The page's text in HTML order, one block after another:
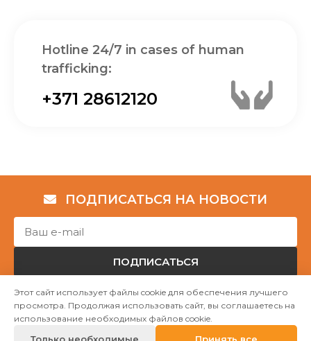
Hotline 24/7 in cases of human
trafficking:
+371 28612120
ПОДПИСАТЬСЯ НА НОВОСТИ
ПОДПИСАТЬСЯ
Авторские права © НГО „Убежище "Надёжный дом""
Этот сайт использует файлы cookie для обеспечения лучшего
просмотра. Продолжая использовать сайт, вы соглашаетесь на
использование необходимых файлов cookie.